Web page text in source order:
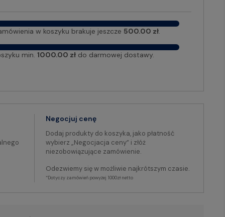
w koszyku brakuje jeszcze 500.00 zł.
min. 1000.00 złdo darmowej dostawy.
Negocjuj cenę
Dodaj produkty do koszyka, jako płatność
wybierz „Negocjacja ceny” i złóż
niezobowiązujące zamówienie.
Odezwiemy się w możliwie najkrótszym czasie.
*Dotyczy zamówień powyżej 1000zł netto